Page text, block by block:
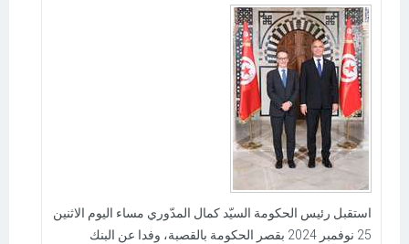
استقبل رئيس الحكومة السيّد كمال المدّوري مساء اليوم الاثنين
25 نوفمبر 2024 بقصر الحكومة بالقصبة، وفدا عن البنك